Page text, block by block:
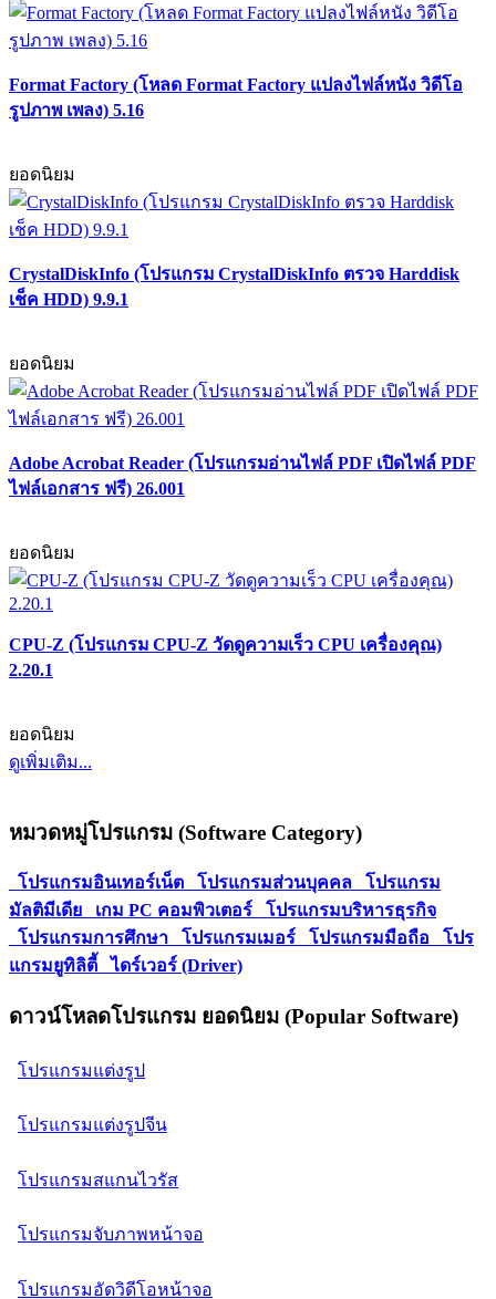
Format Factory (โหลด Format Factory แปลงไฟล์หนัง วิดีโอ
รูปภาพ เพลง) 5.16
ยอดนิยม
CrystalDiskInfo (โปรแกรม CrystalDiskInfo ตรวจ Harddisk
เช็ค HDD) 9.9.1
ยอดนิยม
Adobe Acrobat Reader (โปรแกรมอ่านไฟล์ PDF เปิดไฟล์ PDF
ไฟล์เอกสาร ฟรี) 26.001
ยอดนิยม
CPU-Z (โปรแกรม CPU-Z วัดดูความเร็ว CPU เครื่องคุณ)
2.20.1
ยอดนิยม
ดูเพิ่มเติม...
หมวดหมู่โปรแกรม (Software Category)
โปรแกรมอินเทอร์เน็ต โปรแกรมส่วนบุคคล
โปรแกรม
มัลติมีเดีย
เกม PC คอมพิวเตอร์
โปรแกรมบริหารธุรกิจ
โปรแกรมการศึกษา
โปรแกรมเมอร์ โปรแกรมมือถือ
โปร
แกรมยูทิลิตี้
ไดร์เวอร์ (Driver)
ดาวน์โหลดโปรแกรม ยอดนิยม (Popular Software)
โปรแกรมแต่งรูป
โปรแกรมแต่งรูปจีน
โปรแกรมสแกนไวรัส
โปรแกรมจับภาพหน้าจอ
โปรแกรมอัดวิดีโอหน้าจอ